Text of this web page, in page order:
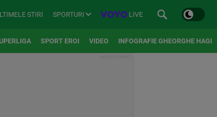
STIRI SPORTURI LIVE
SPORT EROI VIDEO INFOGRAFIE GHEORGHE HAGI